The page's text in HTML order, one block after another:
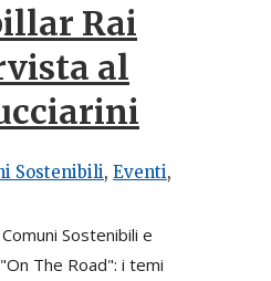
Rai
al
Sostenibili, Eventi,
Sostenibili e
The Road": i temi